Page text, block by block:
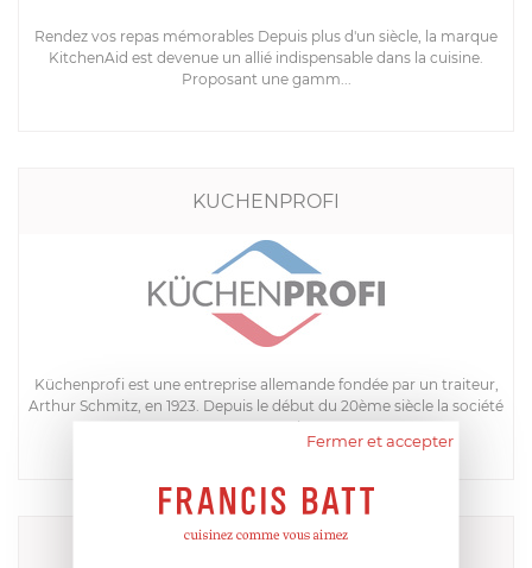
Rendez vos repas mémorables Depuis plus d'un siècle, la marque
KitchenAid est devenue un allié indispensable dans la cuisine.
Proposant une gamm...
KUCHENPROFI
Küchenprofi est une entreprise allemande fondée par un traiteur,
Arthur Schmitz, en 1923. Depuis le début du 20ème siècle la société
a su se mai...
Fermer et accepter